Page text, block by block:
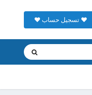
♥ تسجيل حساب ♥